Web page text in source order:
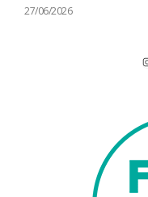
27/06/2026